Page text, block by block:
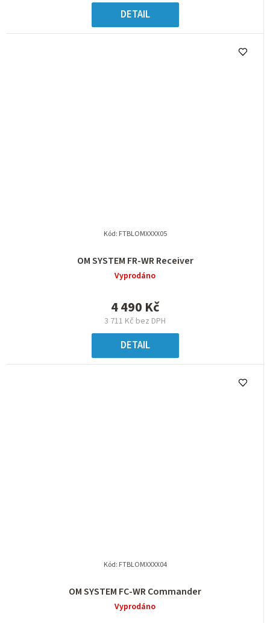
DETAIL
OM SYSTEM FR-WR Receiver
Vyprodáno
3 711 Kč bez DPH
4 490 Kč
DETAIL
Kód: FTBLOMXXXX05
OM SYSTEM FC-WR Commander
Vyprodáno
Kód: FTBLOMXXXX04